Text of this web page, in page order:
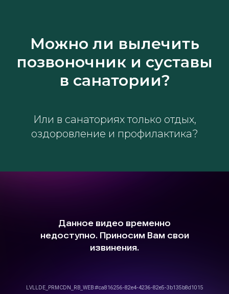
Можно ли вылечить
позвоночник и суставы
в санатории?
Или в санаториях только отдых,
оздоровление и профилактика?